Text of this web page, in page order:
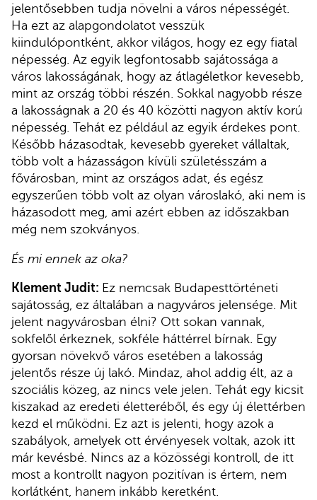
jelentősebben tudja növelni a város népességét.
Ha ezt az alapgondolatot vesszük
kiindulópontként, akkor világos, hogy ez egy fiatal
népesség. Az egyik legfontosabb sajátossága a
város lakosságának, hogy az átlagéletkor kevesebb,
mint az ország többi részén. Sokkal nagyobb része
a lakosságnak a 20 és 40 közötti nagyon aktív korú
népesség. Tehát ez például az egyik érdekes pont.
Később házasodtak, kevesebb gyereket vállaltak,
több volt a házasságon kívüli születésszám a
fővárosban, mint az országos adat, és egész
egyszerűen több volt az olyan városlakó, aki nem is
házasodott meg, ami azért ebben az időszakban
még nem szokványos.
És mi ennek az oka?
Klement Judit: Ez nemcsak Budapesttörténeti
sajátosság, ez általában a nagyváros jelensége. Mit
jelent nagyvárosban élni? Ott sokan vannak,
sokfelől érkeznek, sokféle háttérrel bírnak. Egy
gyorsan növekvő város esetében a lakosság
jelentős része új lakó. Mindaz, ahol addig élt, az a
szociális közeg, az nincs vele jelen. Tehát egy kicsit
kiszakad az eredeti életteréből, és egy új élettérben
kezd el működni. Ez azt is jelenti, hogy azok a
szabályok, amelyek ott érvényesek voltak, azok itt
már kevésbé. Nincs az a közösségi kontroll, de itt
most a kontrollt nagyon pozitívan is értem, nem
korlátként, hanem inkább keretként.